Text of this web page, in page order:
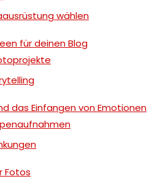
wählen
für deinen Blog
das Einfangen von Emotionen
Fotos